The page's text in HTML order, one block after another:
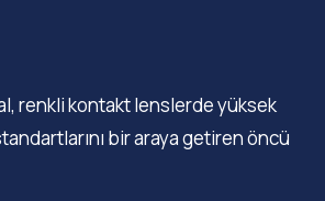
renkli kontakt lenslerde yüksek
bir araya getiren öncü